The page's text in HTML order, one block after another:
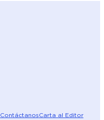
ContáctanosCarta al Editor